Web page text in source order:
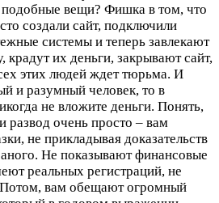
подобные вещи? Фишка в том, что
создали сайт, подключили
системы и теперь завлекают
крадут их деньги, закрывают сайт,
этих людей ждет тюрьма. И
и разумный человек, то в
не вложите деньги. Понять,
развод очень просто – вам
не прикладывая доказательств
Не показывают финансовые
реальных регистраций, не
вам обещают огромный